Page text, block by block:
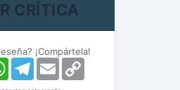
CRÍTICA
¡Compártela!
WhatsApp
Telegram
Email